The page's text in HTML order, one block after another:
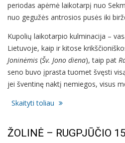
periodas apėmė laikotarpį nuo
nuo gegužės antrosios pusės iki
Kupolių laikotarpio kulminacija –
Lietuvoje, kaip ir kitose
Joninėmis (Šv. Jono diena), taip pat
seno buvo įprasta tuomet švęsti
jei šventinę naktį nemiegos, visus
Skaityti toliau
ŽOLINĖ – RUGPJŪČIO